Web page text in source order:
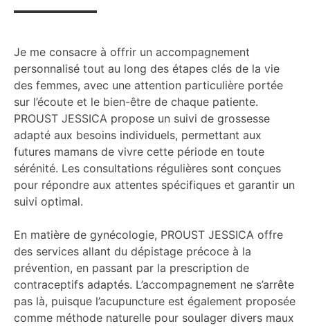
Je me consacre à offrir un accompagnement
personnalisé tout au long des étapes clés de la vie
des femmes, avec une attention particulière portée
sur l’écoute et le bien-être de chaque patiente.
PROUST JESSICA propose un suivi de grossesse
adapté aux besoins individuels, permettant aux
futures mamans de vivre cette période en toute
sérénité. Les consultations régulières sont conçues
pour répondre aux attentes spécifiques et garantir un
suivi optimal.
En matière de gynécologie, PROUST JESSICA offre
des services allant du dépistage précoce à la
prévention, en passant par la prescription de
contraceptifs adaptés. L’accompagnement ne s’arrête
pas là, puisque l’acupuncture est également proposée
comme méthode naturelle pour soulager divers maux